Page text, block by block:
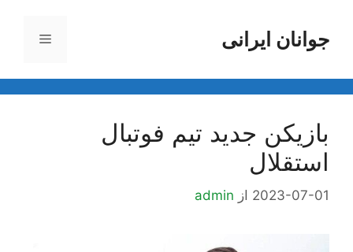
محتواجوانان ایرانی فهرست
بازیکن جدید تیم فوتبال
استقلال
2023-07-01 از admin